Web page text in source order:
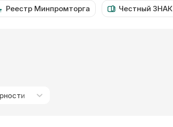
Реестр Минпромторга Честный ЗНАК